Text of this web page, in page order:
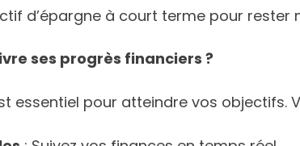
d’épargne à court terme pour rester
ses progrès financiers ?
essentiel pour atteindre vos objectifs.